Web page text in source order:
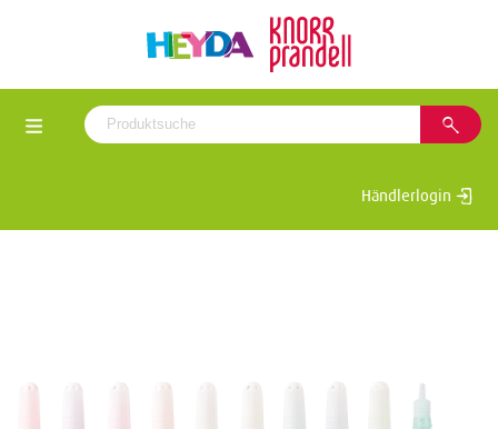
Händlerlogin